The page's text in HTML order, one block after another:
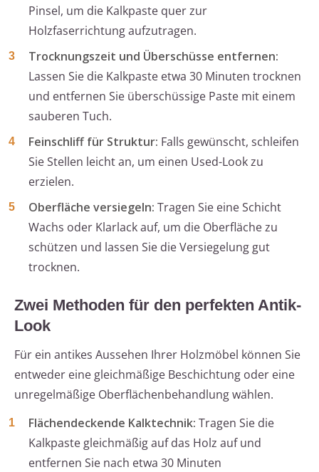
Pinsel, um die Kalkpaste quer zur
Holzfaserrichtung aufzutragen.
Trocknungszeit und Überschüsse entfernen:
Lassen Sie die Kalkpaste etwa 30 Minuten trocknen
und entfernen Sie überschüssige Paste mit einem
sauberen Tuch.
Feinschliff für Struktur: Falls gewünscht, schleifen
Sie Stellen leicht an, um einen Used-Look zu
erzielen.
Oberfläche versiegeln: Tragen Sie eine Schicht
Wachs oder Klarlack auf, um die Oberfläche zu
schützen und lassen Sie die Versiegelung gut
trocknen.
Zwei Methoden für den perfekten Antik-
Look
Für ein antikes Aussehen Ihrer Holzmöbel können Sie
entweder eine gleichmäßige Beschichtung oder eine
unregelmäßige Oberflächenbehandlung wählen.
Flächendeckende Kalktechnik: Tragen Sie die
Kalkpaste gleichmäßig auf das Holz auf und
entfernen Sie nach etwa 30 Minuten